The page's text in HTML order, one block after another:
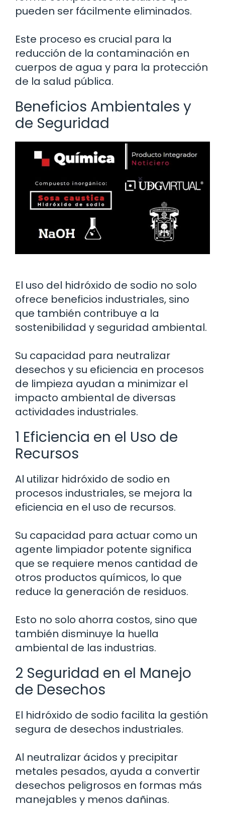
pueden ser fácilmente eliminados.
Este proceso es crucial para la
reducción de la contaminación en
cuerpos de agua y para la protección
de la salud pública.
Beneficios Ambientales y
de Seguridad
El uso del hidróxido de sodio no solo
ofrece beneficios industriales, sino
que también contribuye a la
sostenibilidad y seguridad ambiental.
Su capacidad para neutralizar
desechos y su eficiencia en procesos
de limpieza ayudan a minimizar el
impacto ambiental de diversas
actividades industriales.
1 Eficiencia en el Uso de
Recursos
Al utilizar hidróxido de sodio en
procesos industriales, se mejora la
eficiencia en el uso de recursos.
Su capacidad para actuar como un
agente limpiador potente significa
que se requiere menos cantidad de
otros productos químicos, lo que
reduce la generación de residuos.
Esto no solo ahorra costos, sino que
también disminuye la huella
ambiental de las industrias.
2 Seguridad en el Manejo
de Desechos
El hidróxido de sodio facilita la gestión
segura de desechos industriales.
Al neutralizar ácidos y precipitar
metales pesados, ayuda a convertir
desechos peligrosos en formas más
manejables y menos dañinas.